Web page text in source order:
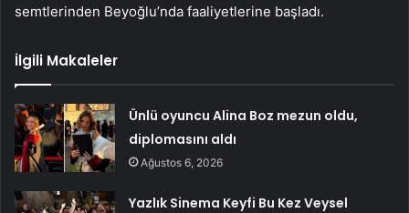
semtlerinden Beyoğlu’nda faaliyetlerine başladı.
İlgili Makaleler
Ünlü oyuncu Alina Boz mezun oldu,
diplomasını aldı
Ağustos 6, 2026
Yazlık Sinema Keyfi Bu Kez Veysel